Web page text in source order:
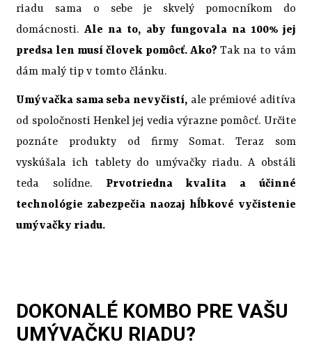
riadu sama o sebe je skvelý pomocníkom do
domácnosti.Ale na to, aby fungovala na 100% jej
predsa len musí človek pomôcť. Ako? Tak na to vám
dám malý tip v tomto článku.
Umývačka sama seba nevyčistí, ale prémiové aditíva
od spoločnosti Henkel jej vedia výrazne pomôcť. Určite
poznáte produkty od firmy Somat. Teraz som
vyskúšala ich tablety do umývačky riadu. A obstáli
teda solídne. Prvotriedna kvalita a účinné
technológie zabezpečia naozaj hĺbkové vyčistenie
umývačky riadu.
DOKONALÉ KOMBO PRE VAŠU
UMÝVAČKU RIADU?